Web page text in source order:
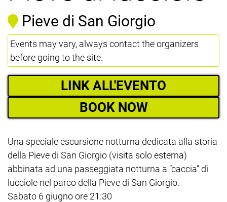
Pieve di San Giorgio
Events may vary, always contact the organizers
before going to the site.
LINK ALL'EVENTO
BOOK NOW
Una speciale escursione notturna dedicata alla storia
della Pieve di San Giorgio (visita solo esterna)
abbinata ad una passeggiata notturna a “caccia” di
lucciole nel parco della Pieve di San Giorgio.
Sabato 6 giugno ore 21:30